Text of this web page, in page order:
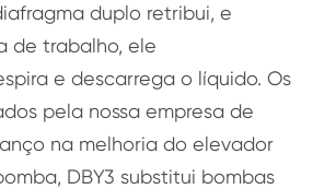
duplo retribui, e
de trabalho, ele
e descarrega o líquido. Os
pela nossa empresa de
na melhoria do elevador
DBY3 substitui bombas